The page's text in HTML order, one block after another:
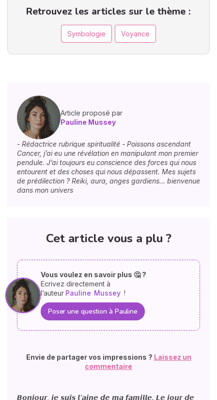
Retrouvez les articles sur le thème :
Symbologie Voyance
Article proposé par
Pauline Mussey
- Rédactrice rubrique spiritualité - Poissons ascendant
Cancer, j’ai eu une révélation en manipulant mon premier
pendule. J’ai toujours eu conscience des forces qui nous
entourent et des choses qui nous dépassent. Mes sujets
de prédilection ? Reiki, aura, anges gardiens… bienvenue
dans mon univers
Cet article vous a plu ?
Vous voulez en savoir plus 🤔 ?
Ecrivez directement à
l’auteur Pauline Mussey !
Poser une question à Pauline
Envie de partager vos impressions ? Laissez un
commentaire
𝘽𝙤𝙣𝙟𝙤𝙪𝙧, 𝙟𝙚 𝙨𝙪𝙞𝙨 𝙡'𝙖𝙞𝙣𝙚 𝙙𝙚 𝙢𝙖 𝙛𝙖𝙢𝙞𝙡𝙡𝙚. 𝙇𝙚 𝙟𝙤𝙪𝙧 𝙙𝙚